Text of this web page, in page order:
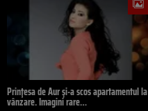
Prințesa de Aur și-a scos apartamentul la
vânzare. Imagini rare…